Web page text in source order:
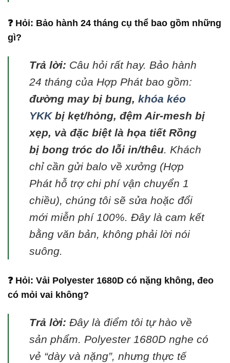
❓ Hỏi: Bảo hành 24 tháng cụ thể bao gồm những
gì?
Trả lời: Câu hỏi rất hay. Bảo hành
24 tháng của Hợp Phát bao gồm:
đường may bị bung, khóa kéo
YKKbị kẹt/hỏng, đệm Air-mesh bị
xẹp, và đặc biệt là họa tiết Rồng
bị bong tróc do lỗi in/thêu. Khách
chỉ cần gửi balo về xưởng (Hợp
Phát hỗ trợ chi phí vận chuyển 1
chiều), chúng tôi sẽ sửa hoặc đổi
mới miễn phí 100%. Đây là cam kết
bằng văn bản, không phải lời nói
suông.
❓ Hỏi: Vải Polyester 1680D có nặng không, đeo
có mỏi vai không?
Trả lời: Đây là điểm tôi tự hào về
sản phẩm. Polyester 1680D nghe có
vẻ “dày và nặng”, nhưng thực tế